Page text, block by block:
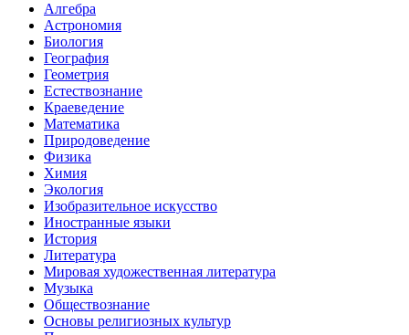
Алгебра
Астрономия
Биология
География
Геометрия
Естествознание
Краеведение
Математика
Природоведение
Физика
Химия
Экология
Изобразительное искусство
Иностранные языки
История
Литература
Мировая художественная литература
Музыка
Обществознание
Основы религиозных культур